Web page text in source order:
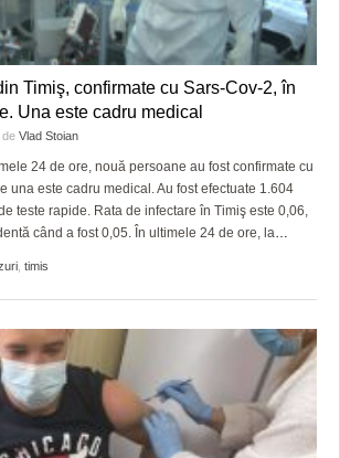
Timiş, confirmate cu Sars-Cov-2, în
Una este cadru medical
de Vlad Stoian
24 de ore, nouă persoane au fost confirmate cu
una este cadru medical. Au fost efectuate 1.604
teste rapide. Rata de infectare în Timiş este 0,06,
când a fost 0,05. În ultimele 24 de ore, la…
timis